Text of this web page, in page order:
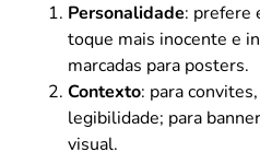
Personalidade: prefere
toque mais inocente e
marcadas para posters.
Contexto: para
legibilidade; para
visual.